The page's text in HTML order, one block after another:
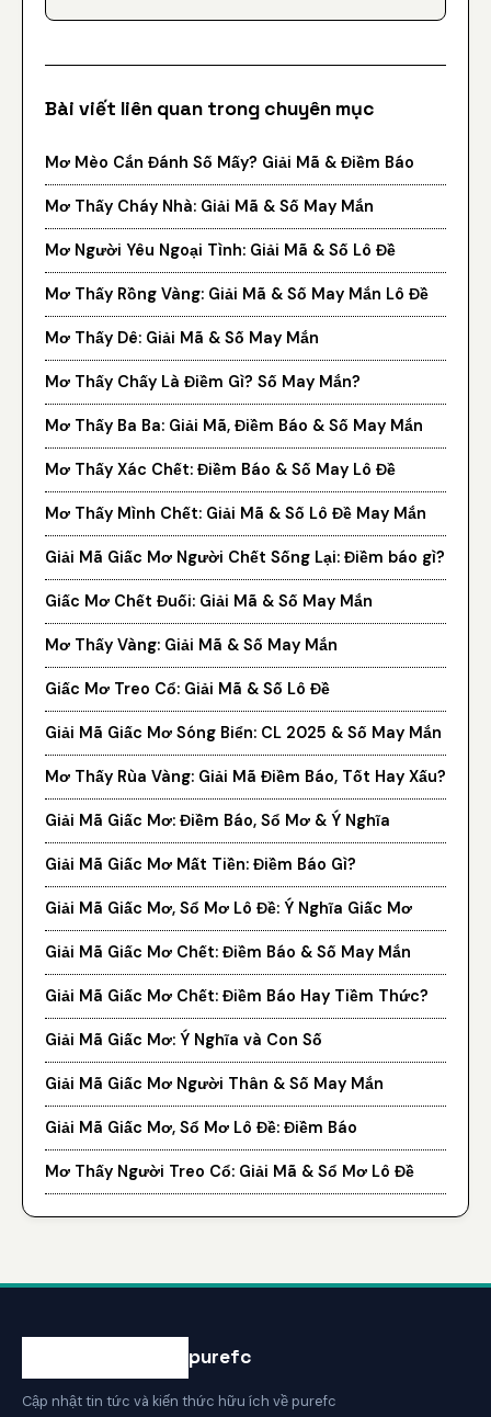
Bài viết liên quan trong chuyên mục
Mơ Mèo Cắn Đánh Số Mấy? Giải Mã & Điềm Báo
Mơ Thấy Cháy Nhà: Giải Mã & Số May Mắn
Mơ Người Yêu Ngoại Tình: Giải Mã & Số Lô Đề
Mơ Thấy Rồng Vàng: Giải Mã & Số May Mắn Lô Đề
Mơ Thấy Dê: Giải Mã & Số May Mắn
Mơ Thấy Chấy Là Điềm Gì? Số May Mắn?
Mơ Thấy Ba Ba: Giải Mã, Điềm Báo & Số May Mắn
Mơ Thấy Xác Chết: Điềm Báo & Số May Lô Đề
Mơ Thấy Mình Chết: Giải Mã & Số Lô Đề May Mắn
Giải Mã Giấc Mơ Người Chết Sống Lại: Điềm báo gì?
Giấc Mơ Chết Đuối: Giải Mã & Số May Mắn
Mơ Thấy Vàng: Giải Mã & Số May Mắn
Giấc Mơ Treo Cổ: Giải Mã & Số Lô Đề
Giải Mã Giấc Mơ Sóng Biển: CL 2025 & Số May Mắn
Mơ Thấy Rùa Vàng: Giải Mã Điềm Báo, Tốt Hay Xấu?
Giải Mã Giấc Mơ: Điềm Báo, Sổ Mơ & Ý Nghĩa
Giải Mã Giấc Mơ Mất Tiền: Điềm Báo Gì?
Giải Mã Giấc Mơ, Sổ Mơ Lô Đề: Ý Nghĩa Giấc Mơ
Giải Mã Giấc Mơ Chết: Điềm Báo & Số May Mắn
Giải Mã Giấc Mơ Chết: Điềm Báo Hay Tiềm Thức?
Giải Mã Giấc Mơ: Ý Nghĩa và Con Số
Giải Mã Giấc Mơ Người Thân & Số May Mắn
Giải Mã Giấc Mơ, Sổ Mơ Lô Đề: Điềm Báo
Mơ Thấy Người Treo Cổ: Giải Mã & Sổ Mơ Lô Đề
purefc
Cập nhật tin tức và kiến thức hữu ích về purefc